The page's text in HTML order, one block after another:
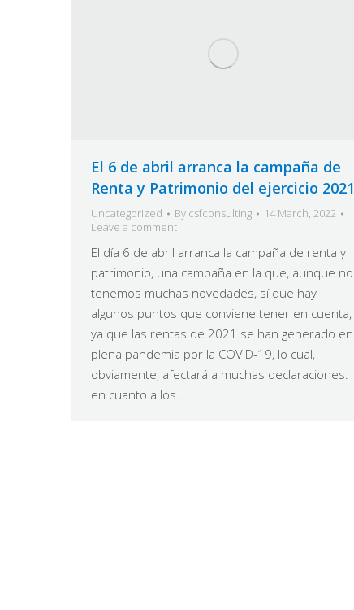
El 6 de abril arranca la campaña de
Renta y Patrimonio del ejercicio 2021
Uncategorized By csfconsulting
14 March, 2022
Leave a comment
El día 6 de abril arranca la campaña de renta y
patrimonio, una campaña en la que, aunque no
tenemos muchas novedades, sí que hay
algunos puntos que conviene tener en cuenta,
ya que las rentas de 2021 se han generado en
plena pandemia por la COVID-19, lo cual,
obviamente, afectará a muchas declaraciones:
en cuanto a los…